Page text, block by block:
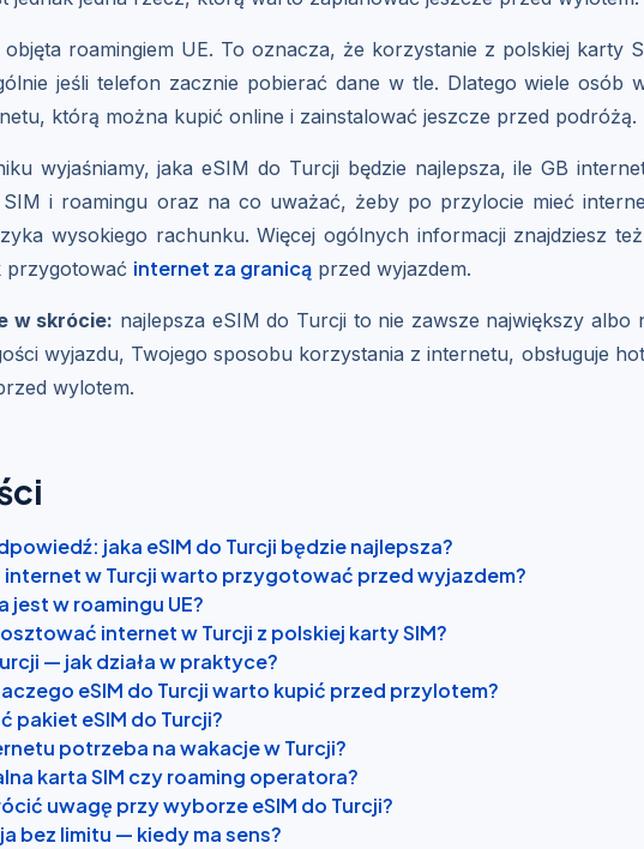
objęta roamingiem UE. To oznacza, że korzystanie z polskiej karty
jeśli telefon zacznie pobierać dane w tle. Dlatego wiele osób
którą można kupić online i zainstalować jeszcze przed podróżą.
wyjaśniamy, jaka eSIM do Turcji będzie najlepsza, ile GB
i roamingu oraz na co uważać, żeby po przylocie mieć
wysokiego rachunku. Więcej ogólnych informacji znajdziesz
przygotować internet za granicą przed wyjazdem.
w skrócie: najlepsza eSIM do Turcji to nie zawsze największy albo
wyjazdu, Twojego sposobu korzystania z internetu, obsługuje
wylotem.
jaka eSIM do Turcji będzie najlepsza?
internet w Turcji warto przygotować przed wyjazdem?
jest w roamingu UE?
internet w Turcji z polskiej karty SIM?
— jak działa w praktyce?
eSIM do Turcji warto kupić przed przylotem?
pakiet eSIM do Turcji?
potrzeba na wakacje w Turcji?
karta SIM czy roaming operatora?
uwagę przy wyborze eSIM do Turcji?
bez limitu — kiedy ma sens?